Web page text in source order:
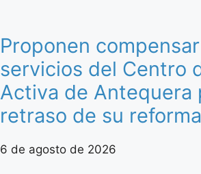
Proponen
servicios del Centro
Activa de Antequera
retraso de su reforma
6 de agosto de 2026